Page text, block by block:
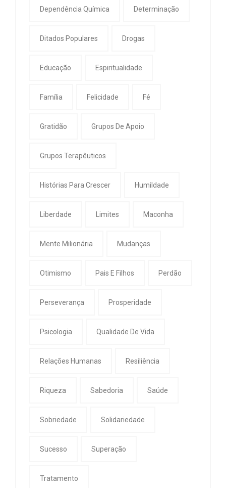
Dependência Química Determinação
Ditados Populares Drogas
Educação Espiritualidade
Família Felicidade Fé
Gratidão Grupos De Apoio
Grupos Terapêuticos
Histórias Para Crescer Humildade
Liberdade Limites Maconha
Mente Milionária Mudanças
Otimismo Pais E Filhos Perdão
Perseverança Prosperidade
Psicologia Qualidade De Vida
Relações Humanas Resiliência
Riqueza Sabedoria Saúde
Sobriedade Solidariedade
Sucesso Superação
Tratamento